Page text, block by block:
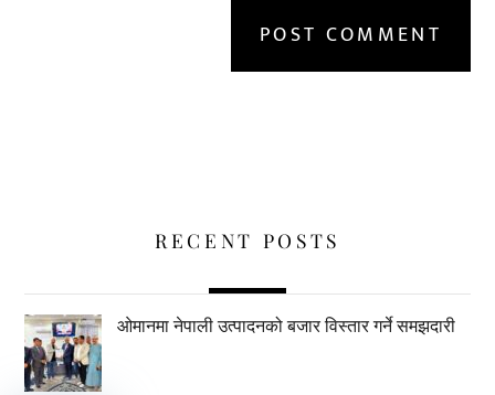
RECENT POSTS
ओमानमा नेपाली उत्पादनको बजार विस्तार गर्ने समझदारी